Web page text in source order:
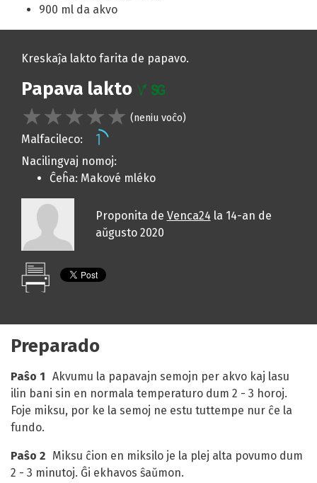
900 ml da akvo
Kreskaĵa lakto farita de papavo.
Papava lakto
(neniu voĉo)
Malfacileco:
Nacilingvaj nomoj:
Ĉeĥa: Makové mléko
Proponita de Venca24 la 14-an de
aŭgusto 2020
Preparado
Paŝo 1 Akvumu la papavajn semojn per akvo kaj lasu
ilin bani sin en normala temperaturo dum 2 - 3 horoj.
Foje miksu, por ke la semoj ne estu tuttempe nur ĉe la
fundo.
Paŝo 2 Miksu ĉion en miksilo je la plej alta povumo dum
2 - 3 minutoj. Ĝi ekhavos ŝaŭmon.